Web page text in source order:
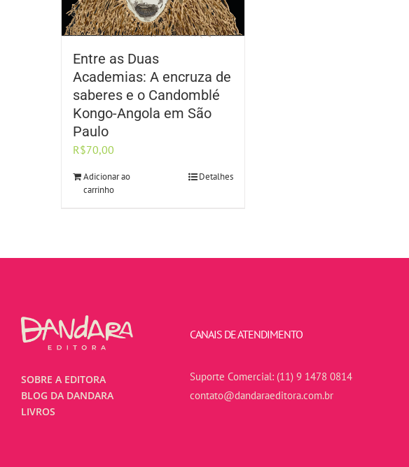
Entre as Duas
Academias: A encruza de
saberes e o Candomblé
Kongo-Angola em São
Paulo
R$70,00
Adicionar ao
carrinho
Detalhes
SOBRE A EDITORA
BLOG DA DANDARA
LIVROS
CANAIS DE ATENDIMENTO
Suporte Comercial: (11) 9 1478 0814
contato@dandaraeditora.com.br